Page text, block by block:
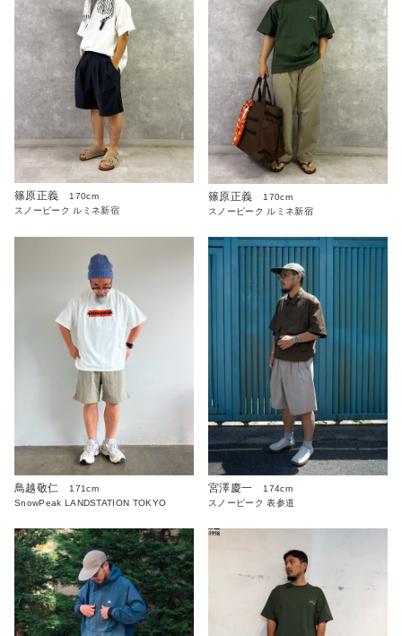
篠原正義
170cm
スノーピーク ルミネ新宿
篠原正義
170cm
スノーピーク ルミネ新宿
鳥越敬仁
171cm
SnowPeak LANDSTATION TOKYO
宮澤慶一
174cm
スノーピーク 表参道